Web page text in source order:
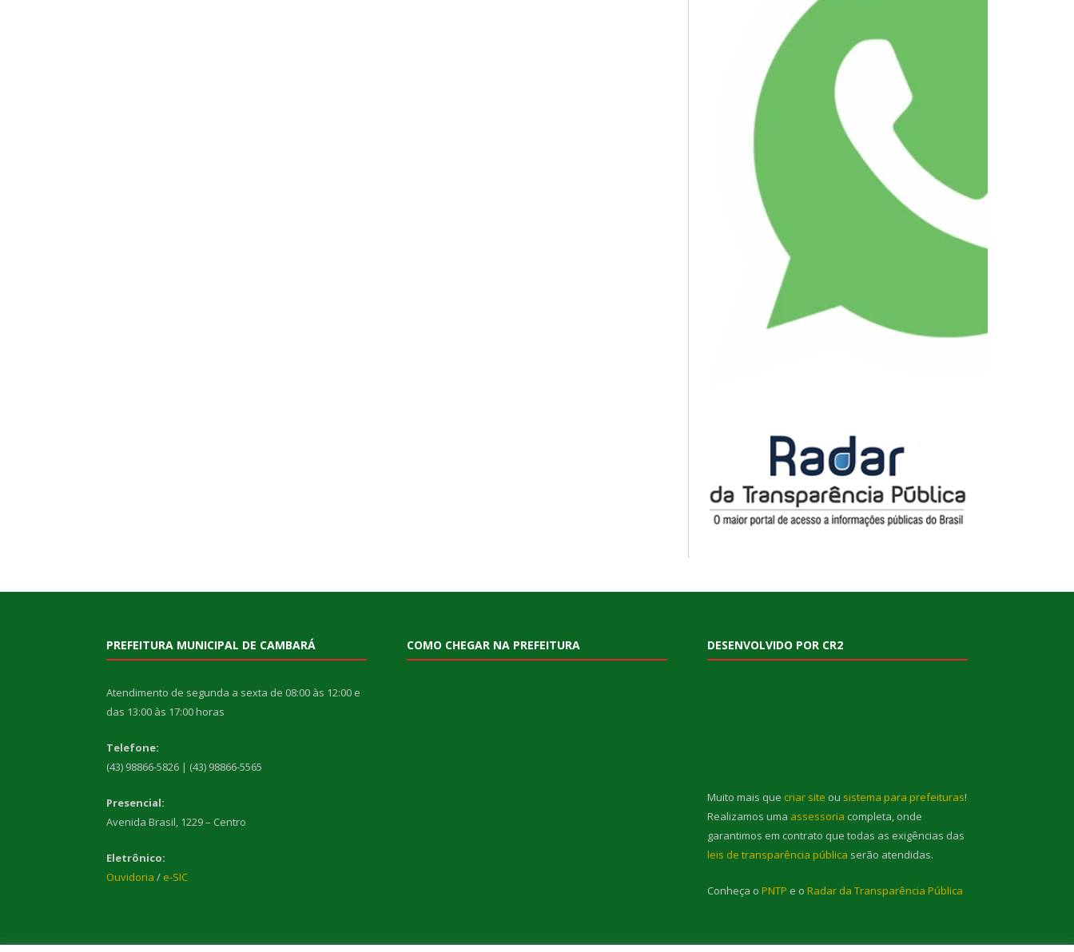
PREFEITURA MUNICIPAL DE CAMBARÁ
Atendimento de segunda a sexta de 08:00 às 12:00 e
das 13:00 às 17:00 horas
Telefone:
(43) 98866-5826 | (43) 98866-5565
Presencial:
Avenida Brasil, 1229 – Centro
Eletrônico:
Ouvidoria / e-SIC
COMO CHEGAR NA PREFEITURA DESENVOLVIDO POR CR2
Muito mais que criar site ou sistema para prefeituras!
Realizamos uma assessoria completa, onde
garantimos em contrato que todas as exigências das
leis de transparência pública serão atendidas.
Conheça o PNTP e o Radar da Transparência Pública